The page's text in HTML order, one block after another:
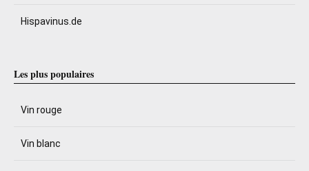
Hispavinus.de
Les plus populaires
Vin rouge
Vin blanc